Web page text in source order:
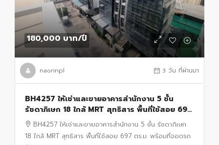
180,000 บาท/ปี
naorinpl 3 วัน ที่ผ่านมา
BH4257 ให้เช่าและขายอาคารสำนักงาน 5 ชั้น
รัชดาภิเษก 18 ใกล้ MRT สุทธิสาร พื้นที่ใช้สอย 697
ตร.ม. พร้อมที่จอดรถ 5 คัน
BH4257 ให้เช่าและขายอาคารสำนักงาน 5 ชั้น รัชดาภิเษก
18 ใกล้ MRT สุทธิสาร พื้นที่ใช้สอย 697 ตร.ม. พร้อมที่จอดรถ